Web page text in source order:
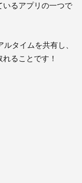
るアプリの一つで
タイムを共有し、
ることです！